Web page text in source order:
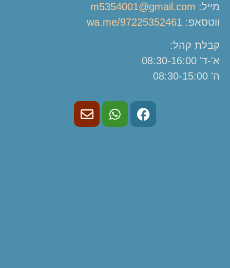
מייל: m5354001@gmail.com
ווטסאפ: wa.me/97225352461
קבלת קהל:
א'-ד' 08:30-16:00
ה' 08:30-15:00